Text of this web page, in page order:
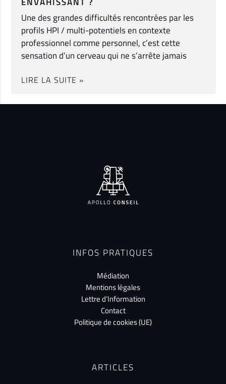
Une des grandes difficultés rencontrées par les
profils HPI / multi-potentiels en contexte
professionnel comme personnel, c’est cette
sensation d’un cerveau qui ne s’arrête jamais
LIRE LA SUITE »
INFOS PRATIQUES
Médiation
Mentions légales
Lettre d’Information
Contact
Politique de cookies (UE)
ARTICLES